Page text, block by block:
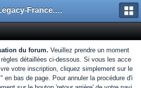
Legacy-France.org - Forum
du forum. Veuillez prendre un moment
détaillées ci-dessous. Si vous les acce
votre inscription, cliquez simplement sur le
en bas de page. Pour annuler la procédure d'i